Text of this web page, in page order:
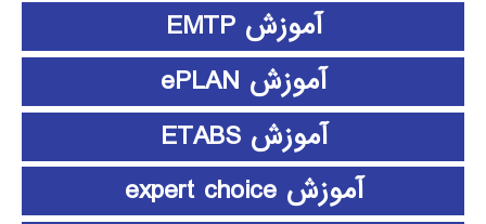
آموزش EMTP
آموزش ePLAN
آموزش ETABS
آموزش expert choice